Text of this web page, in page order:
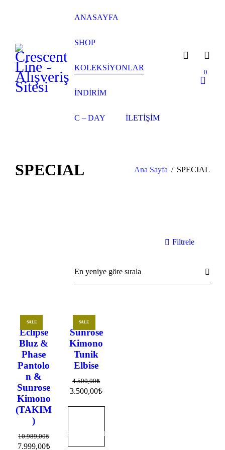
ANASAYFA
SHOP
KOLEKSIYONLAR
İNDİRİM
C – DAY İLETIŞIM
0
SPECIAL Ana Sayfa / SPECIAL
Filtrele
En yeniye göre sırala
SALE
Eclipse
Bluz &
Phase
Pantolo
n &
Sunrose
Kimono
(TAKIM
)
10.989,00₺
7.999,00₺
SALE
Sunrose
Kimono
Tunik
Elbise
4.500,00₺
3.500,00₺
SEÇENEKLER